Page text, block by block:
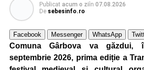
Publicat acum o ziîn 07.08.2026
De sebesinfo.ro
Facebook Messenger WhatsApp
Comuna Gârbova va găzdui,
septembrie 2026, prima ediție a